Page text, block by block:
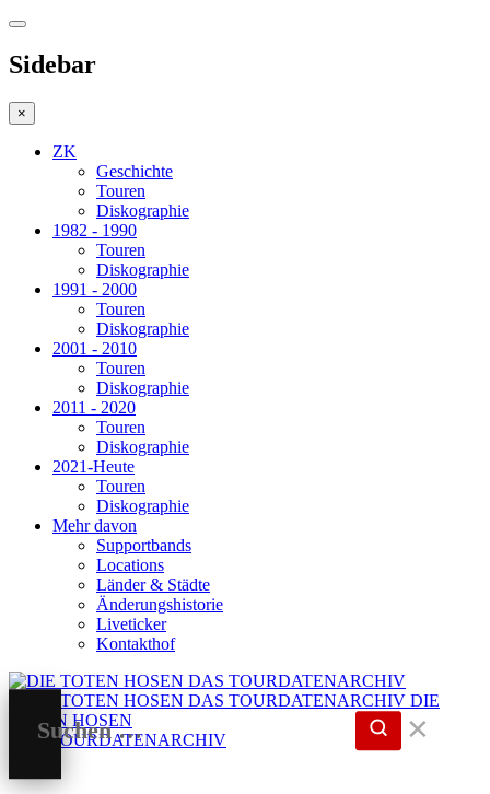
Sidebar
×
ZK
Geschichte
Touren
Diskographie
1982 - 1990
Touren
Diskographie
1991 - 2000
Touren
Diskographie
2001 - 2010
Touren
Diskographie
2011 - 2020
Touren
Diskographie
2021-Heute
Touren
Diskographie
Mehr davon
Supportbands
Locations
Länder & Städte
Änderungshistorie
Liveticker
Kontakthof
DIE
TOTEN HOSEN
DAS TOURDATENARCHIV
✕